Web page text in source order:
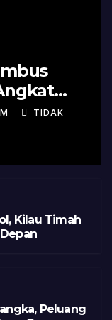
TIDAK
Kilau Timah
Peluang